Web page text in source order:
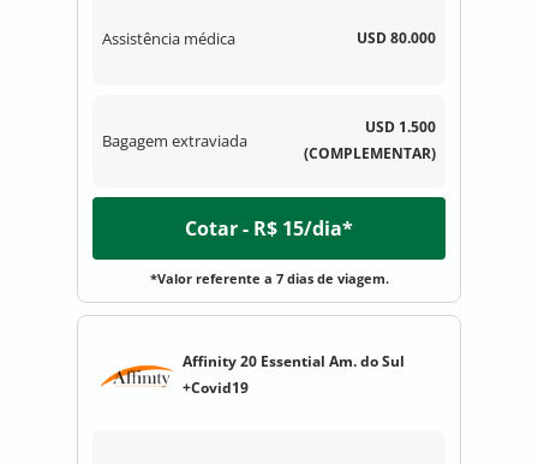
Assistência médica USD 80.000
Bagagem extraviada
USD 1.500
(COMPLEMENTAR)
Cotar - R$ 15/dia*
*Valor referente a 7 dias de viagem.
Affinity 20 Essential Am. do Sul
+Covid19